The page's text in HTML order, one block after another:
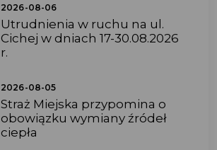
2026-08-06
Utrudnienia w ruchu na ul.
Cichej w dniach 17-30.08.2026
r.
2026-08-05
Straż Miejska przypomina o
obowiązku wymiany źródeł
ciepła